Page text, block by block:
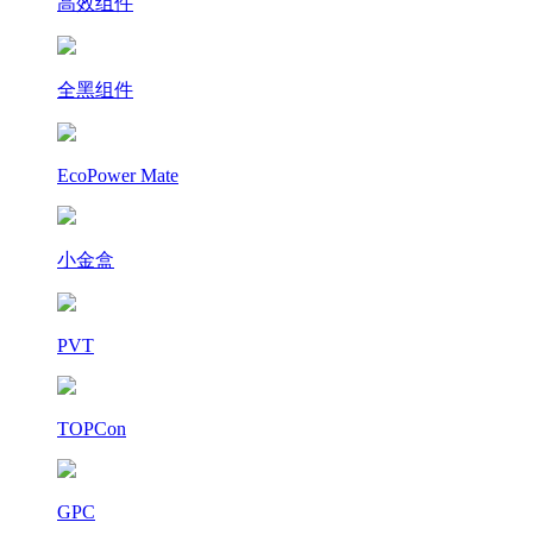
全黑组件
EcoPower Mate
小金盒
PVT
TOPCon
GPC